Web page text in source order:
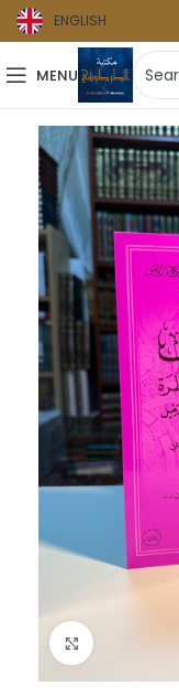
ENGLISH
MENU